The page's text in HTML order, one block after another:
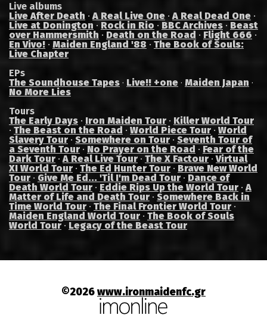
Live albums
Live After Death ·A Real Live One ·A Real Dead One ·
Live at Donington · Rock in Rio · BBC Archives · Beast
over Hammersmith · Death on the Road · Flight 666 ·
En Vivo! · Maiden England '88 · The Book of Souls:
Live Chapter
EPs
The Soundhouse Tapes · Live!! +one · Maiden Japan ·
No More Lies
Tours
The Early Days · Iron Maiden Tour · Killer World Tour
· The Beast on the Road · World Piece Tour · World
Slavery Tour · Somewhere on Tour · Seventh Tour of
a Seventh Tour · No Prayer on the Road · Fear of the
Dark Tour ·A Real Live Tour · The X Factour ·Virtual
XI World Tour · The Ed Hunter Tour · Brave New World
Tour · Give Me Ed... 'Til I'm Dead Tour · Dance of
Death World Tour · Eddie Rips Up the World Tour ·A
Matter of Life and Death Tour · Somewhere Back in
Time World Tour · The Final Frontier World Tour ·
Maiden England World Tour · The Book of Souls
World Tour· Legacy of the Beast Tour
©2026www.ironmaidenfc.gr